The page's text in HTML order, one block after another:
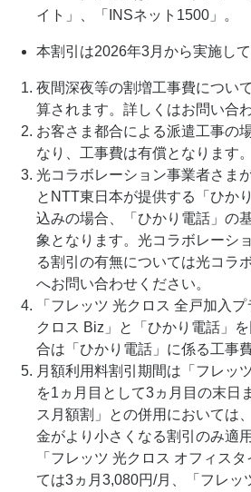
イト」、「INSネット1500」。
本割引は2026年3月から実施して
夜間深夜等の割増工事費につい
算されます。詳しくはお問い合
お客さま都合による派遣工事の
なり、工事費は有償となります。
光コラボレーション事業者さま
とNTT東日本が提供する「ひか
込みの場合、「ひかり電話」の
象となります。光コラボレーシ
る割引の有無については光コラ
へお問い合わせください。
「フレッツ 光クロス 全戸加入
クロス Biz」と「ひかり電話」
合は「ひかり電話」に係る工事
月額利用料割引期間は「フレッ
を1ヵ月目として3ヵ月目の末日
ス月額割」との併用においては
金がより小さくなる割引のみ適
「フレッツ 光クロス オフィス
ては3ヵ月3,080円/月、「フレッ